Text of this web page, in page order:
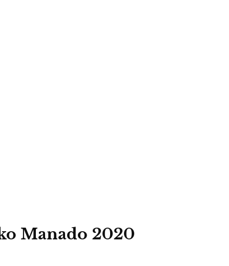
Manado 2020